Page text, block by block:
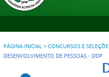
PÁGINA INICIAL > CONCURSOS E
DESENVOLVIMENTO DE PESSOAS - DDP